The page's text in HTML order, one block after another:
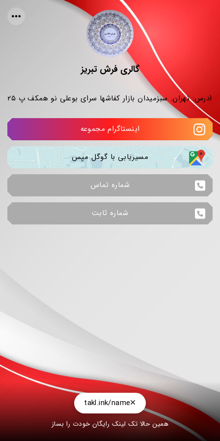
گالری فرش تبریز
آدرس: تهران. سبزمیدان بازار کفاشها سرای بوعلی نو همکف پ ۲۵
اینستاگرام مجموعه
مسیریابی با گوگل مپس
شماره تماس
شماره ثابت
takl.ink/name
همین حالا تک لینک رایگان خودت را بساز